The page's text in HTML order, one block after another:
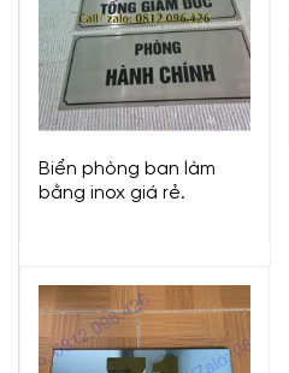
Biển phòng ban làm
bằng inox giá rẻ.